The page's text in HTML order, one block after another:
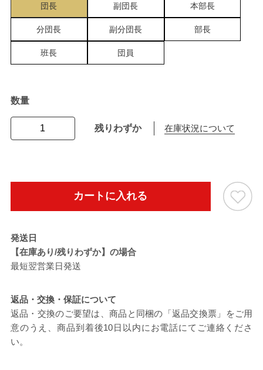
団長 副団長 本部長
分団長 副分団長 部長
班長 団員
数量
残りわずか 在庫状況について
カートに入れる
発送日
【在庫あり/残りわずか】の場合
最短翌営業日発送
返品・交換・保証について
返品・交換のご要望は、商品と同梱の「返品交換票」をご用
意のうえ、商品到着後10日以内にお電話にてご連絡くださ
い。